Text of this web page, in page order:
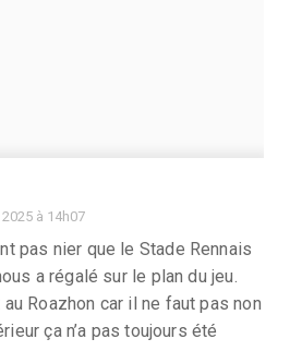
à 14h07
pas nier que le Stade Rennais
a régalé sur le plan du jeu.
Roazhon car il ne faut pas non
ça n’a pas toujours été